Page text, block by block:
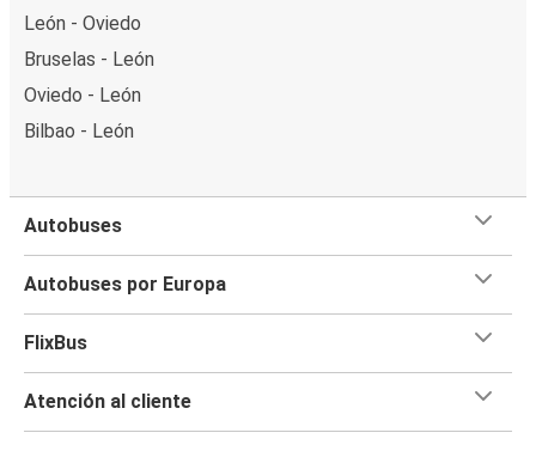
León - Oviedo
Bruselas - León
Oviedo - León
Bilbao - León
Autobuses
Autobuses por Europa
FlixBus
Atención al cliente